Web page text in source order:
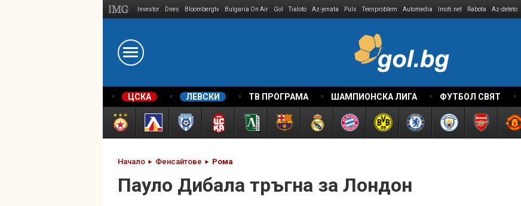
Investor Dnes Bloombergtv Bulgaria On Air Gol Tialoto Az-jenata Puls Teenproblem Automedia Imoti.net Rabota Az-deteto
ЦСКА ЛЕВСКИ ТВ ПРОГРАМА ШАМПИОНСКА ЛИГА ФУТБОЛ СВЯТ
Начало Фенсайтове Рома
Пауло Дибала тръгна за Лондон